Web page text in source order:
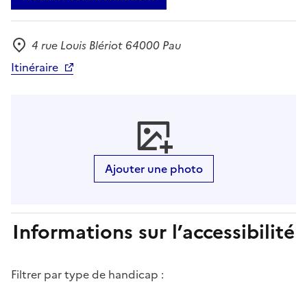
Adresse
4 rue Louis Blériot 64000 Pau
Itinéraire
Ajouter une photo
Informations sur l’accessibilité
Filtrer par type de handicap :